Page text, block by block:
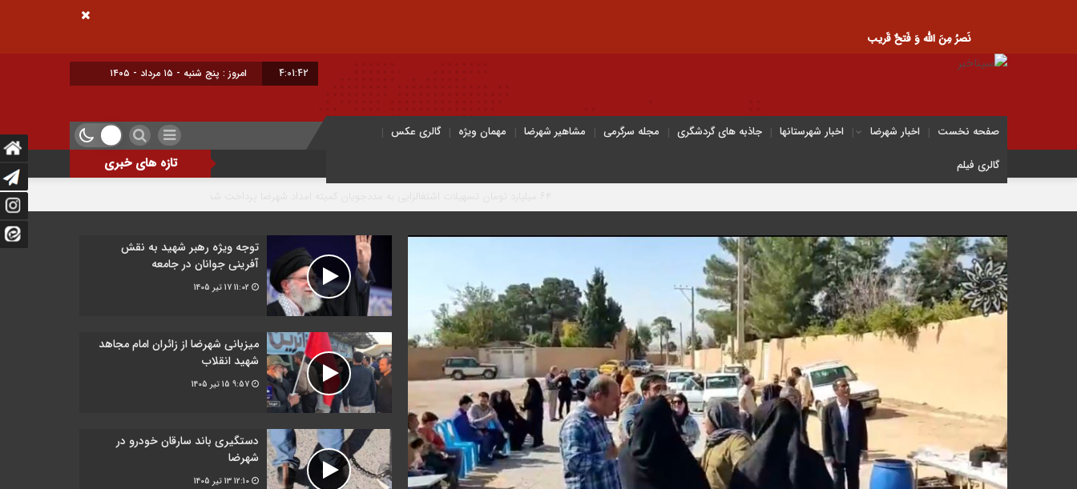
نَصرُ مِنَ الله وَ فَتحٌ قَریب
4:01:43 امروز : پنج شنبه - ۱۵ مرداد - ۱۴۰۵
صفحه نخست اخبار شهرضا اخبار شهرستانها جاذبه های گردشگری مجله سرگرمی مشاهیر شهرضا مهمان ویژه
گالری عکس
گالری فیلم
تازه های خبری
اشتغال و سرمایه‌گذاری خط قرمز و دغدغه اصلی
توجه ویژه رهبر شهید به نقش
آفرینی جوانان در جامعه
17 تیر 1405
میزبانی شهرضا از زائران امام مجاهد
شهید انقلاب
9:57 15 تیر 1405
دستگیری باند سارقان خودرو در
شهرضا
12:10 13 تیر 1405